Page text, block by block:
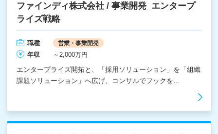
ファインディ株式会社 / 事業開発_エンタープ
ライズ戦略
職種 営業・事業開発
年収 ～2,000万円
エンタープライズ開拓と、「採用ソリューション」を「組織
課題ソリューション」へ広げ、コンサルでフックを…